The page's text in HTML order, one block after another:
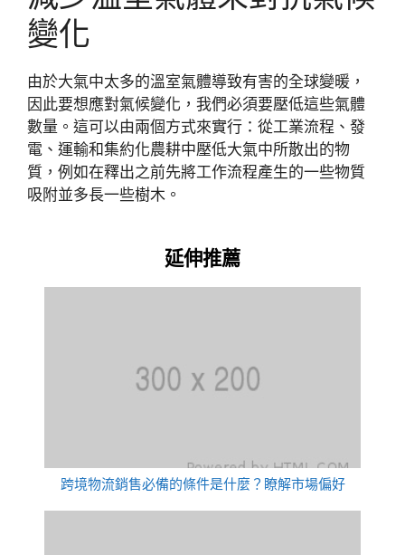
變化
由於大氣中太多的溫室氣體導致有害的全球變暖，
因此要想應對氣候變化，我們必須要壓低這些氣體
數量。這可以由兩個方式來實行：從工業流程、發
電、運輸和集約化農耕中壓低大氣中所散出的物
質，例如在釋出之前先將工作流程產生的一些物質
吸附並多長一些樹木。
延伸推薦
跨境物流銷售必備的條件是什麼？瞭解市場偏好